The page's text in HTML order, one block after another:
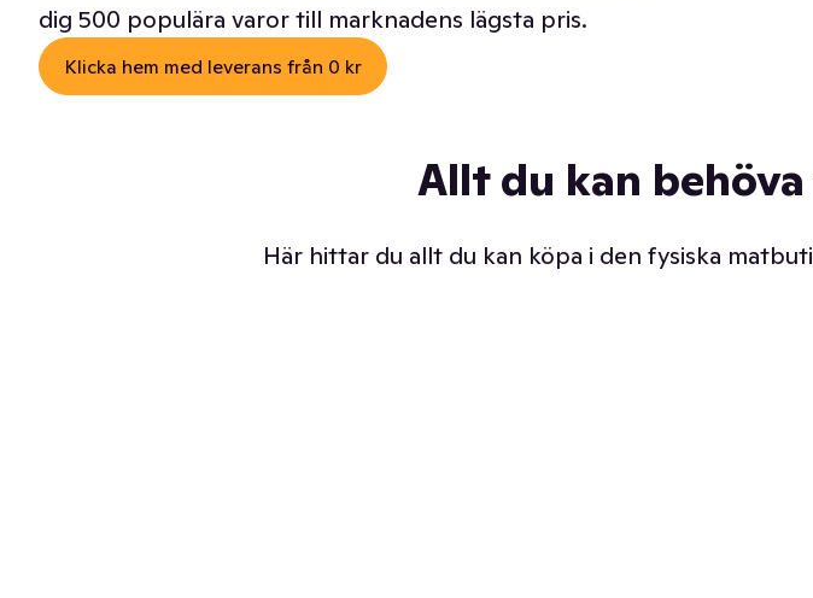
dig 500 populära varor till marknadens lägsta pris.
Klicka hem med leverans från 0 kr
Allt du kan
Här hittar du allt du kan köpa i den fysiska